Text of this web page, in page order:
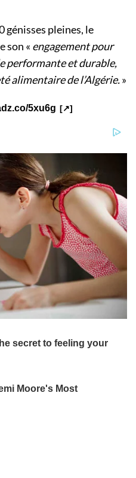
génisses pleines, le
son « engagement pour
performante et durable,
alimentaire de l’Algérie.»
5xu6g